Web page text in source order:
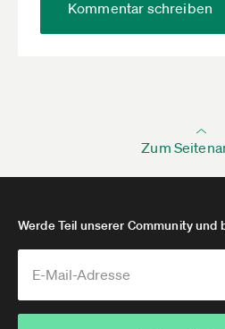
Kommentar schreiben
Zum
Werde Teil unserer Community und